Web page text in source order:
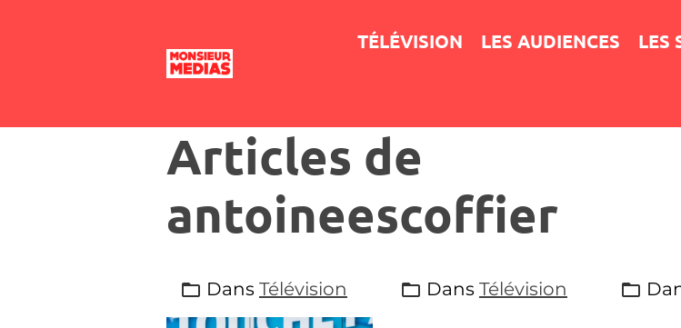
TÉLÉVISION LES AUDIENCES LES
Articles de
antoineescoffier
Dans Télévision Dans Télévision